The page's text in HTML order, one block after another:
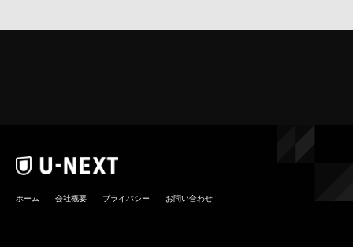
ホーム 会社概要 プライバシー お問い合わせ